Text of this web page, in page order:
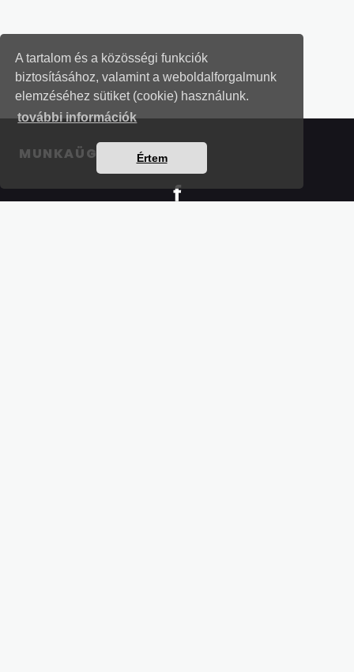
A tartalom és a közösségi funkciók
biztosításához, valamint a weboldalforgalmunk
elemzéséhez sütiket (cookie) használunk.
további információk
Értem
MUNKAÜGYI LEVELEK